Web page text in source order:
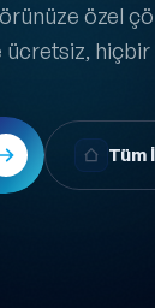
özel
ücretsiz,
Tüm